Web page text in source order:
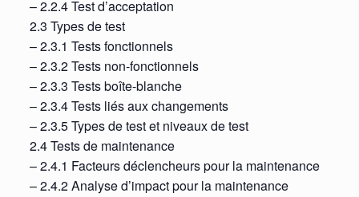
– 2.2.4 Test d’acceptation
2.3 Types de test
– 2.3.1 Tests fonctionnels
– 2.3.2 Tests non-fonctionnels
– 2.3.3 Tests boîte-blanche
– 2.3.4 Tests liés aux changements
– 2.3.5 Types de test et niveaux de test
2.4 Tests de maintenance
– 2.4.1 Facteurs déclencheurs pour la maintenance
– 2.4.2 Analyse d’impact pour la maintenance